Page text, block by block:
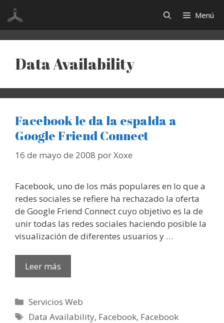
Saltar
contenido
Menú
Data Availability
Facebook le da la espalda a
Google Friend Connect
16 de mayo de 2008 porXoxe
Facebook, uno de los más populares en lo que a
redes sociales se refiere ha rechazado la oferta
de Google Friend Connect cuyo objetivo es la de
unir todas las redes sociales haciendo posible la
visualización de diferentes usuarios y …
Leer más
Categorías
Servicios Web
Etiquetas
Data Availability, Facebook, Facebook